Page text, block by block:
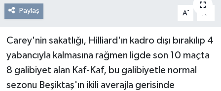
Paylaş A- A
Carey'nin sakatlığı, Hilliard'ın kadro dışı bırakılıp 4
yabancıyla kalmasına rağmen ligde son 10 maçta
8 galibiyet alan Kaf-Kaf, bu galibiyetle normal
sezonu Beşiktaş'ın ikili averajla gerisinde
Röportajlar